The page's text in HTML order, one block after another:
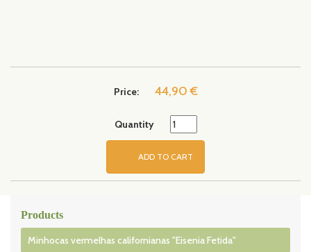
Price: 44,90 €
Quantity
ADD TO CART
Products
Minhocas vermelhas californianas "Eisenia Fetida"